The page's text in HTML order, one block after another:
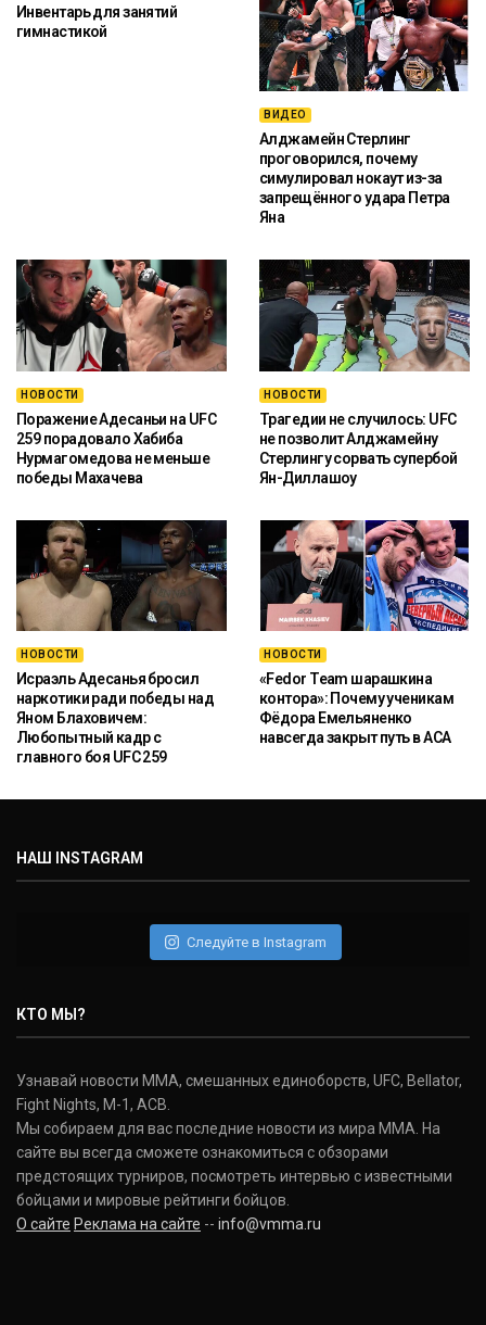
Инвентарь для занятий
гимнастикой
ВИДЕО
Алджамейн Стерлинг
проговорился, почему
симулировал нокаут из-за
запрещённого удара Петра
Яна
НОВОСТИ
Поражение Адесаньи на UFC
259 порадовало Хабиба
Нурмагомедова не меньше
победы Махачева
НОВОСТИ
Трагедии не случилось: UFC
не позволит Алджамейну
Стерлингу сорвать супербой
Ян-Диллашоу
НОВОСТИ
Исраэль Адесанья бросил
наркотики ради победы над
Яном Блаховичем:
Любопытный кадр с
главного боя UFC 259
НОВОСТИ
«Fedor Team шарашкина
контора»: Почему ученикам
Фёдора Емельяненко
навсегда закрыт путь в ACA
НАШ INSTAGRAM
Следуйте в Instagram
КТО МЫ?
Узнавай новости ММА, смешанных единоборств, UFC, Bellator,
Fight Nights, M-1, ACB.
Мы собираем для вас последние новости из мира ММА. На
сайте вы всегда сможете ознакомиться с обзорами
предстоящих турниров, посмотреть интервью с известными
бойцами и мировые рейтинги бойцов.
О сайте Реклама на сайте -- info@vmma.ru